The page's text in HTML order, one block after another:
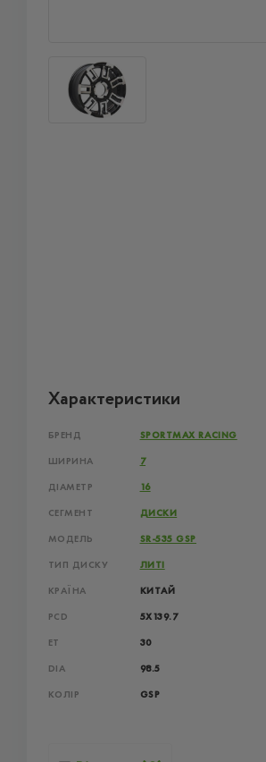
Характеристики
БРЕНД SPORTMAX RACING
ШИРИНА 7
ДІАМЕТР 16
СЕГМЕНТ ДИСКИ
МОДЕЛЬ SR-535 GSP
ТИП ДИСКУ ЛИТІ
КРАЇНА КИТАЙ
PCD 5X139.7
ET 30
DIA 98.5
КОЛІР GSP